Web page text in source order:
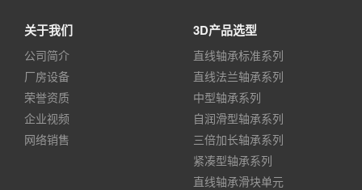
关于我们
公司简介
厂房设备
荣誉资质
企业视频
网络销售
3D产品选型
直线轴承标准系列
直线法兰轴承系列
中型轴承系列
自润滑型轴承系列
三倍加长轴承系列
紧凑型轴承系列
直线轴承滑块单元